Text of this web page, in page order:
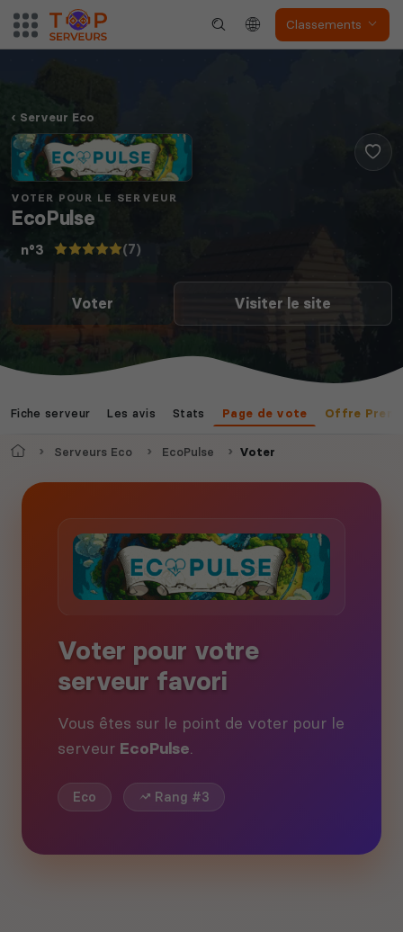
Classements
Serveur Eco
VOTER POUR LE SERVEUR
EcoPulse
n°3 (7)
Voter Visiter le site
Fiche serveur Les avis Stats Page de vote Offre
AccueilServeurs Eco EcoPulse Voter
Voter pour votre
serveur favori
Vous êtes sur le point de voter pour le
serveur EcoPulse.
Eco Rang #3